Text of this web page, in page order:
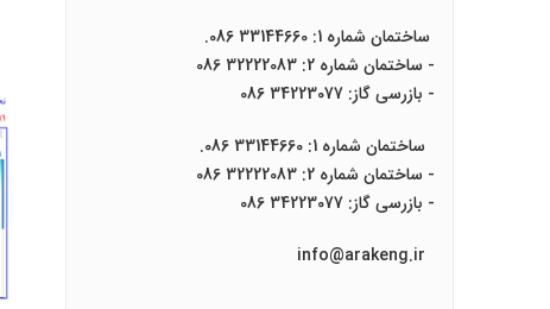
ساختمان شماره 1: 33144660 086.
- ساختمان شماره 2: 32222083 086
- بازرسی گاز: 34223077 086
ساختمان شماره 1: 33144660 086.
- ساختمان شماره 2: 32222083 086
- بازرسی گاز: 34223077 086